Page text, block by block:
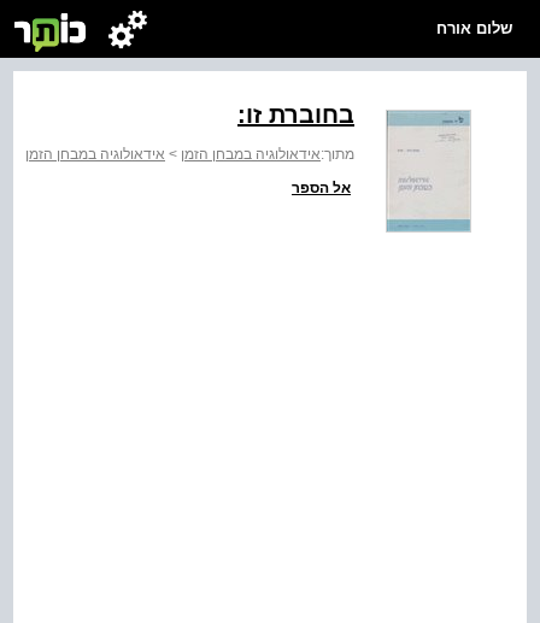
שלום אורח
בחוברת זו:
מתוך:אידאולוגיה במבחן הזמן > אידאולוגיה במבחן הזמן
אל הספר